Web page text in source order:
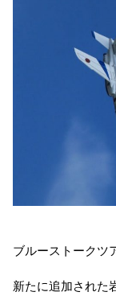
ブルーストークツ
新たに追加された